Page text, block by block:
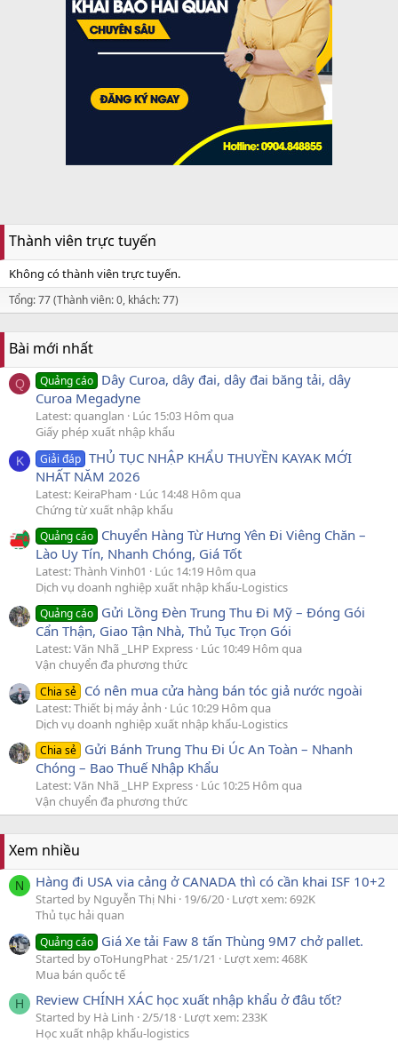
Thành viên trực tuyến
Không có thành viên trực tuyến.
Tổng: 77 (Thành viên: 0, khách: 77)
Bài mới nhất
Q Quảng cáo Dây Curoa, dây đai, dây đai băng tải, dây
Curoa Megadyne
Latest: quanglan
Lúc 15:03 Hôm qua
Giấy phép xuất nhập khẩu
K Giải đáp THỦ TỤC NHẬP KHẨU THUYỀN KAYAK MỚI
NHẤT NĂM 2026
Latest: KeiraPham
Lúc 14:48 Hôm qua
Chứng từ xuất nhập khẩu
Quảng cáo Chuyển Hàng Từ Hưng Yên Đi Viêng Chăn –
Lào Uy Tín, Nhanh Chóng, Giá Tốt
Latest: Thành Vinh01
Lúc 14:19 Hôm qua
Dịch vụ doanh nghiệp xuất nhập khẩu-Logistics
Quảng cáo Gửi Lồng Đèn Trung Thu Đi Mỹ – Đóng Gói
Cẩn Thận, Giao Tận Nhà, Thủ Tục Trọn Gói
Latest: Văn Nhã _LHP Express Lúc 10:49 Hôm qua
Vận chuyển đa phương thức
Chia sẻ Có nên mua cửa hàng bán tóc giả nước ngoài
Latest: Thiết bị máy ảnh
Lúc 10:29 Hôm qua
Dịch vụ doanh nghiệp xuất nhập khẩu-Logistics
Chia sẻ Gửi Bánh Trung Thu Đi Úc An Toàn – Nhanh
Chóng – Bao Thuế Nhập Khẩu
Latest: Văn Nhã _LHP Express Lúc 10:25 Hôm qua
Vận chuyển đa phương thức
Xem nhiều
N Hàng đi USA via cảng ở CANADA thì có cần khai ISF 10+2
Started by Nguyễn Thị Nhi 19/6/20 Lượt xem: 692K
Thủ tục hải quan
Quảng cáo Giá Xe tải Faw 8 tấn Thùng 9M7 chở pallet.
Started by oToHungPhat 25/1/21
Lượt xem: 468K
Mua bán quốc tế
H Review CHÍNH XÁC học xuất nhập khẩu ở đâu tốt?
Started by Hà Linh 2/5/18 Lượt xem: 233K
Học xuất nhập khẩu-logistics